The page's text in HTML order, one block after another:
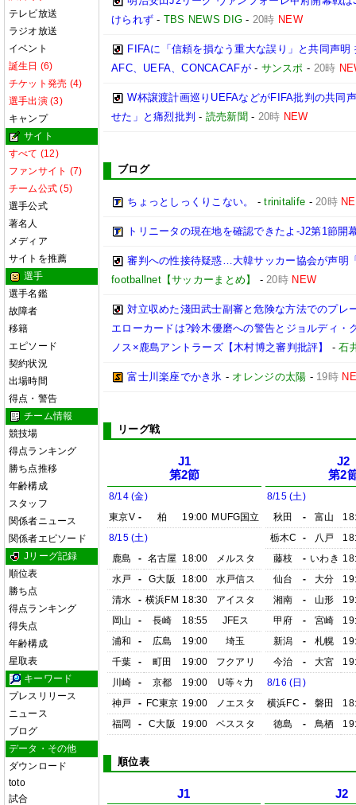
テレビ放送
ラジオ放送
イベント
誕生日 (6)
チケット発売 (4)
選手出演 (3)
キャンプ
サイト
すべて (12)
ファンサイト (7)
チーム公式 (5)
選手公式
著名人
メディア
サイトを推薦
選手
選手名鑑
故障者
移籍
エピソード
契約状況
出場時間
得点・警告
チーム情報
競技場
得点ランキング
勝ち点推移
年齢構成
スタッフ
関係者ニュース
関係者エピソード
Jリーグ記録
順位表
勝ち点
得点ランキング
得失点
年齢構成
星取表
キーワード
プレスリリース
ニュース
ブログ
データ・その他
ダウンロード
toto
試合
けられず - TBS NEWS DIG - 20時 NEW
FIFAに「信頼を損なう重大な誤り」と共同声
AFC、UEFA、CONCACAFが- サンスポ - 20時
W杯譲渡計画巡りUEFAなどがFIFA批判の共同
せた」と痛烈批判 - 読売新聞 - 20時 NEW
ブログ
ちょっとしっくりこない。 -trinitalife -20時
トリニータの現在地を確認できたよ-J2第1節開
審判への性接待疑惑…大韓サッカー協会が声明
footballnet【サッカーまとめ】
-20時 NEW
対立収めた淺田武士副審と危険な方法でのプレ
エローカードは?鈴木優磨への警告とジョルディ
ノス×鹿島アントラーズ【木村博之審判批評】
-石
富士川楽座でかき氷 - オレンジの太陽 - 19時
リーグ戦
J1
第2節
8/14 (金)
東京V - 柏 19:00 MUFG国立
8/15 (土)
鹿島
- 名古屋 18:00
メルスタ
水戸
- G大阪 18:00
水戸信ス
清水
- 横浜FM 18:30
アイスタ
岡山
- 長崎 18:55
JFEス
浦和
- 広島 19:00
埼玉
千葉
- 町田 19:00
フクアリ
川崎
- 京都 19:00
U等々力
神戸
- FC東京 19:00
ノエスタ
福岡
- C大阪 19:00 ベススタ
J2
第2
8/15 (土)
秋田
- 富山
栃木C
- 八戸
藤枝
- いわき
仙台
- 大分
湘南
- 山形
甲府
- 宮崎
新潟
- 札幌
今治
- 大宮
8/16 (日)
横浜FC - 磐田
徳島
- 鳥栖
順位表
J1 J2